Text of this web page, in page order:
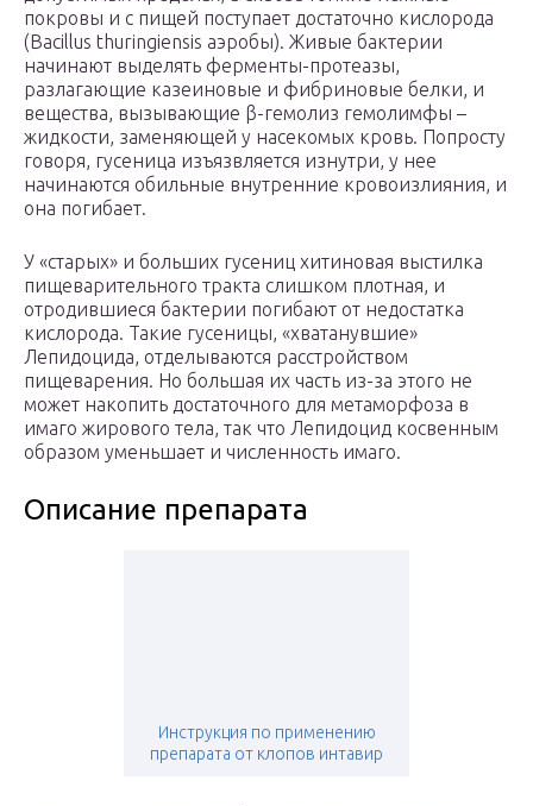
покровы и с пищей поступает достаточно кислорода
(Bacillus thuringiensis аэробы). Живые бактерии
начинают выделять ферменты-протеазы,
разлагающие казеиновые и фибриновые белки, и
вещества, вызывающие β-гемолиз гемолимфы –
жидкости, заменяющей у насекомых кровь. Попросту
говоря, гусеница изъязвляется изнутри, у нее
начинаются обильные внутренние кровоизлияния, и
она погибает.
У «старых» и больших гусениц хитиновая выстилка
пищеварительного тракта слишком плотная, и
отродившиеся бактерии погибают от недостатка
кислорода. Такие гусеницы, «хватанувшие»
Лепидоцида, отделываются расстройством
пищеварения. Но большая их часть из-за этого не
может накопить достаточного для метаморфоза в
имаго жирового тела, так что Лепидоцид косвенным
образом уменьшает и численность имаго.
Описание препарата
Инструкция по применению
препарата от клопов интавир